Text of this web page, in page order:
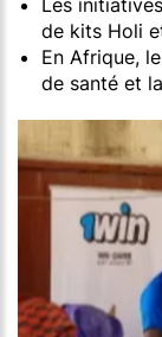
Les
de kits Holi
En Afrique,
de santé et